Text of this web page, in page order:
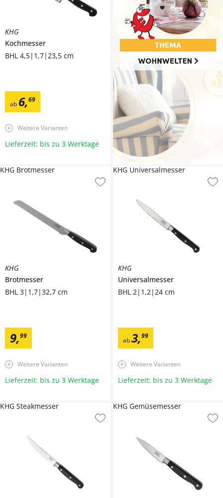
KHG
Kochmesser
BHL 4,5|1,7|23,5 cm
ab 6,69
Weitere Varianten
Lieferzeit: bis zu 3 Werktage
KHG
Brotmesser
BHL 3|1,7|32,7 cm
9,99
KHG Brotmesser
Weitere Varianten
Lieferzeit: bis zu 3 Werktage
KHG
Universalmesser
BHL 2|1,2|24 cm
ab 3,99
KHG Universalmesser
Weitere Varianten
Lieferzeit: bis zu 3 Werktage
KHG Steakmesser KHG Gemüsemesser